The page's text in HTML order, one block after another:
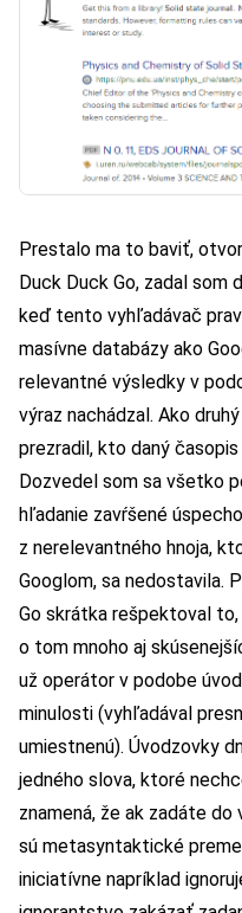
Prestalo ma to baviť,
Duck Duck Go, zadal som
keď tento vyhľadávač
masívne databázy ako
relevantné výsledky v
výraz nachádzal. Ako
prezradil, kto daný
Dozvedel som sa všetko
hľadanie zavŕšené
z nerelevantného hnoja,
Googlom, sa nedostavila.
Go skrátka rešpektoval
o tom mnoho aj
už operátor v podobe
minulosti (vyhľadával
umiestnenú). Úvodzovky
jedného slova, ktoré
znamená, že ak zadáte
sú metasyntaktické
iniciatívne napríklad